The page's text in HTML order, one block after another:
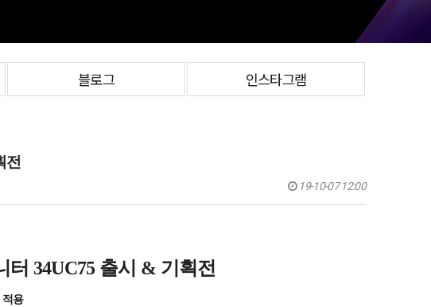
블로그 인스타그램
전
19-10-07 12:00
34UC75 출시 & 기획전
적용